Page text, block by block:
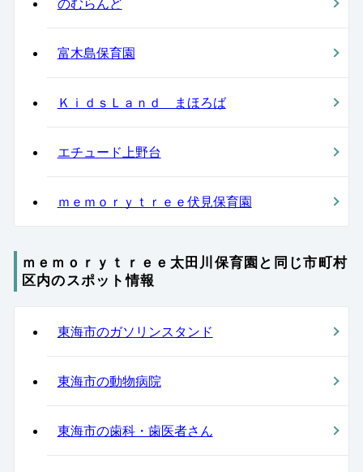
富木島保育園
ＫｉｄｓＬａｎｄ まほろば
エチュード上野台
ｍｅｍｏｒｙｔｒｅｅ伏見保育園
ｍｅｍｏｒｙｔｒｅｅ太田川保育園と同じ市町村
区内のスポット情報
東海市のガソリンスタンド
東海市の動物病院
東海市の歯科・歯医者さん